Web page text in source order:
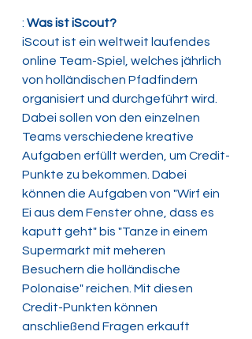
: Was ist iScout?
iScout ist ein weltweit laufendes
online Team-Spiel, welches jährlich
von holländischen Pfadfindern
organisiert und durchgeführt wird.
Dabei sollen von den einzelnen
Teams verschiedene kreative
Aufgaben erfüllt werden, um Credit-
Punkte zu bekommen. Dabei
können die Aufgaben von "Wirf ein
Ei aus dem Fenster ohne, dass es
kaputt geht" bis "Tanze in einem
Supermarkt mit meheren
Besuchern die holländische
Polonaise" reichen. Mit diesen
Credit-Punkten können
anschließend Fragen erkauft